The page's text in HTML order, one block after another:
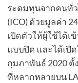
ระดมทุนจากคนทั่
(ICO) ด้วยมูลค่า
เปิดตัวให้ผู้ใช้ได้เ
แบบปิด และได้เปิ
กุมภาพันธ์ 2020
ที่หลากหลายบน